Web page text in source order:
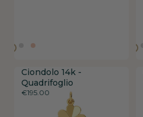
Ciondolo 14k -
Quadrifoglio
€195.00
Ciondolo 14k -
Quadrifoglio
€195.00
Ciondolo 14k -
Quadrifoglio
€195.00